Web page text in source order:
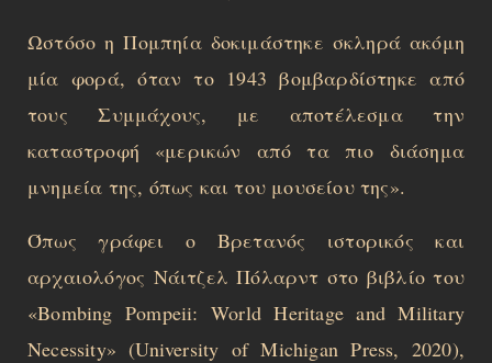
Ωστόσο η Πομπηία δοκιμάστηκε σκληρά ακόμη
μία φορά, όταν το 1943 βομβαρδίστηκε από
τους Συμμάχους, με αποτέλεσμα την
καταστροφή «μερικών από τα πιο διάσημα
μνημεία της, όπως και του μουσείου της».
Όπως γράφει ο Βρετανός ιστορικός και
αρχαιολόγος Νάιτζελ Πόλαρντ στο βιβλίο του
«Bombing Pompeii: World Heritage and Military
Necessity» (University of Michigan Press, 2020),